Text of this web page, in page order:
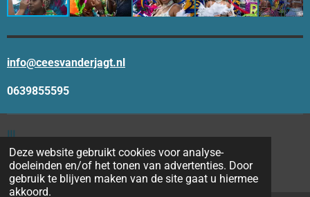
Deze website gebruikt cookies voor analyse-
doeleinden en/of het tonen van advertenties. Door
gebruik te blijven maken van de site gaat u hiermee
akkoord.
info@ceesvanderjagt.nl
0639855595
III
copyright 2026 - 2027 eIIIIIesvanderjagtfoto